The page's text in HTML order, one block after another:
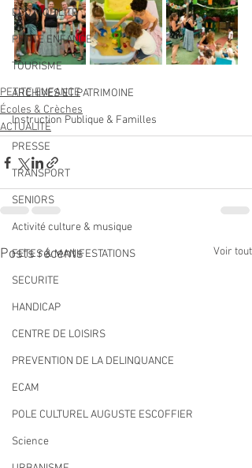
ECO MOBILITE
PETITE ENFANCE
TOURISME
ARCHIVES ET PATRIMOINE
Instruction Publique & Familles
PRESSE
TRANSPORT
SENIORS
Activité culture & musique
FETES & MANIFESTATIONS
SECURITE
HANDICAP
CENTRE DE LOISIRS
PREVENTION DE LA DELINQUANCE
ECAM
POLE CULTUREL AUGUSTE ESCOFFIER
Science
PETITE ENFANCE
Écoles & Crèches
ACTUALITÉ
Posts récents Voir tout